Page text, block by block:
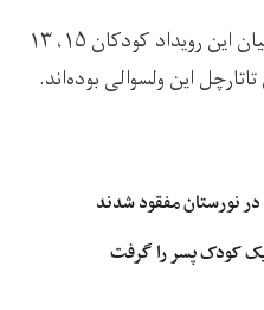
پیرجان مبارز گفته است که قربانیان این رویداد کودکان ۱۵، ۱۳
نورستان مفقود شدند
یک کودک پسر را گرفت